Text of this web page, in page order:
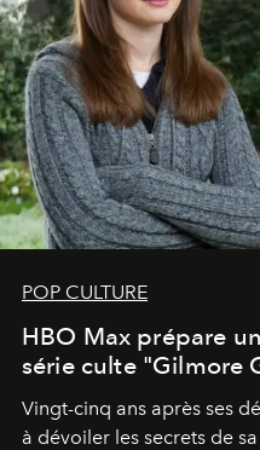
POP CULTURE
HBO Max prépare
série culte "Gilmore
Vingt-cinq ans après ses
à dévoiler les secrets de